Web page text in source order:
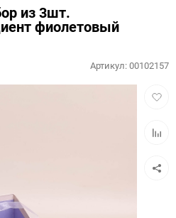
из 3шт.
фиолетовый
Артикул:00102157